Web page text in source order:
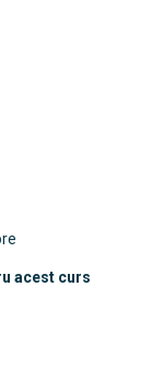
acest curs